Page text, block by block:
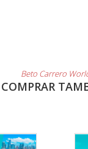
Beto Carrero
COMPRAR